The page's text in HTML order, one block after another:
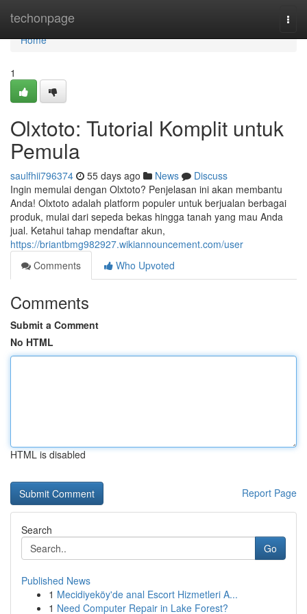
techonpage
Home
Home
1
Olxtoto: Tutorial Komplit untuk
Pemula
saulfhii796374 55 days ago News
Discuss
Ingin memulai dengan Olxtoto? Penjelasan ini akan membantu
Anda! Olxtoto adalah platform populer untuk berjualan berbagai
produk, mulai dari sepeda bekas hingga tanah yang mau Anda
jual. Ketahui tahap mendaftar akun,
https://briantbmg982927.wikiannouncement.com/user
Comments
Who Upvoted
Comments
Submit a Comment
No HTML
HTML is disabled
Report Page
Search
Go
Published News
1 Mecidiyeköy'de anal Escort Hizmetleri A...
1 Need Computer Repair in Lake Forest?